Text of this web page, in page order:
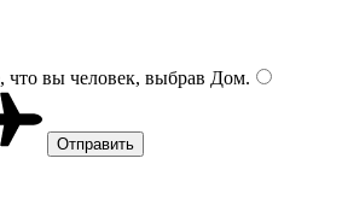
вы человек, выбрав Дом.